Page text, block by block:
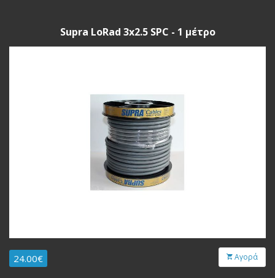
Supra LoRad 3x2.5 SPC - 1 μέτρο
24.00€ Αγορά